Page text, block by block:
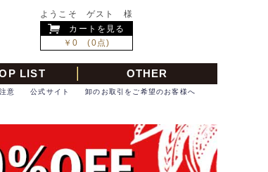
ようこそ ゲスト 様
カートを見る
￥0 (0点)
LIST OTHER
卸のお取引をご希望のお客様へ
公式サイト
意